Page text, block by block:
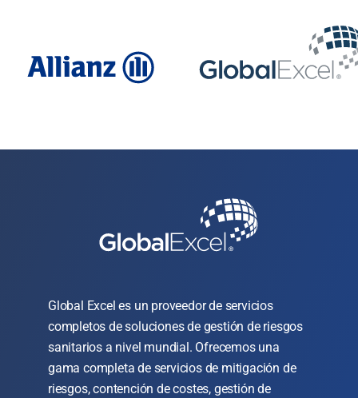
Global Excel es un proveedor de servicios
completos de soluciones de gestión de riesgos
sanitarios a nivel mundial. Ofrecemos una
gama completa de servicios de mitigación de
riesgos, contención de costes, gestión de